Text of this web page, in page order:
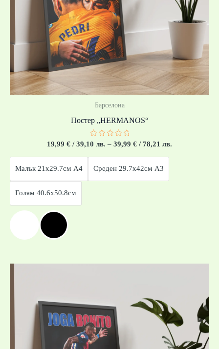
Барселона
Постер „HERMANOS“
Оценено
0
5
19,99 € / 39,10 лв. – 39,99 € / 78,21 лв.
Малък 21x29.7см А4 Среден 29.7x42см А3
Голям 40.6x50.8см
39,10 лв.
through
39,99 €
78,21 лв.